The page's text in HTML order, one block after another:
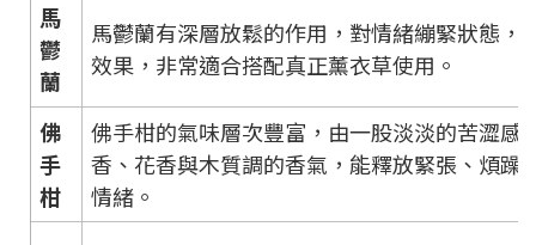
馬
鬱
蘭
馬鬱蘭有深層放鬆的作用，對情緒繃緊狀態，
效果，非常適合搭配真正薰衣草使用。
佛
手
柑
佛手柑的氣味層次豐富，由一股淡淡的苦澀感
香、花香與木質調的香氣，能釋放緊張、煩躁
情緒。